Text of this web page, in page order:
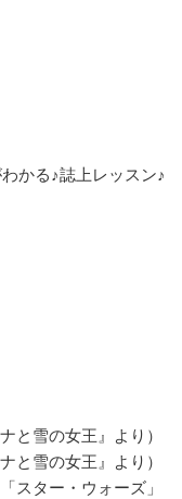
かる♪誌上レッスン♪
と雪の女王』より）
と雪の女王』より）
スター・ウォーズ」